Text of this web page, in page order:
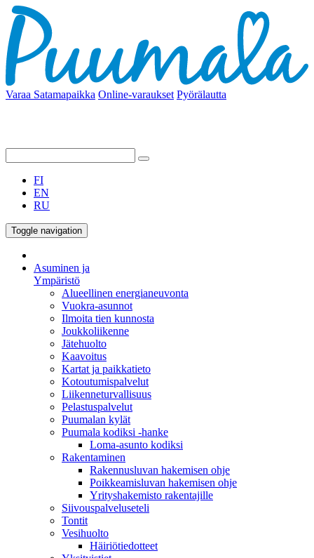
Varaa Satamapaikka Online-varaukset Pyörälautta
FI
EN
RU
Toggle navigation
Asuminen ja
Ympäristö
Alueellinen energianeuvonta
Vuokra-asunnot
Ilmoita tien kunnosta
Joukkoliikenne
Jätehuolto
Kaavoitus
Kartat ja paikkatieto
Kotoutumispalvelut
Liikenneturvallisuus
Pelastuspalvelut
Puumalan kylät
Puumala kodiksi -hanke
Loma-asunto kodiksi
Rakentaminen
Rakennusluvan hakemisen ohje
Poikkeamisluvan hakemisen ohje
Yrityshakemisto rakentajille
Siivouspalveluseteli
Tontit
Vesihuolto
Häiriötiedotteet